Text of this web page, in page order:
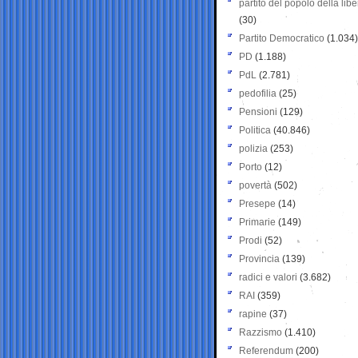
partito del popolo della
(30)
Partito Democratico (1.034)
PD (1.188)
PdL (2.781)
pedofilia (25)
Pensioni (129)
Politica (40.846)
polizia (253)
Porto (12)
povertà (502)
Presepe (14)
Primarie (149)
Prodi (52)
Provincia (139)
radici e valori (3.682)
RAI (359)
rapine (37)
Razzismo (1.410)
Referendum (200)